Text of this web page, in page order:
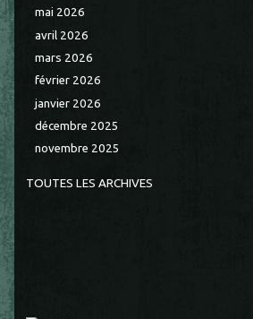
mai 2026
avril 2026
mars 2026
février 2026
janvier 2026
décembre 2025
novembre 2025
TOUTES LES ARCHIVES